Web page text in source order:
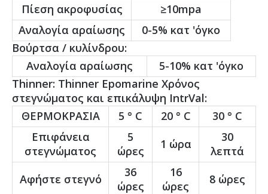
Πίεση ακροφυσίας
≥10mpa
Αναλογία αραίωσης
0-5% κατ 'όγκο
Βούρτσα / κυλίνδρου:
Αναλογία αραίωσης
5-10% κατ 'όγκο
Thinner: Thinner Epomarine Χρόνος
στεγνώματος και επικάλυψη IntrVal:
ΘΕΡΜΟΚΡΑΣΙΑ
5 ° C 20 ° C
30 ° C
Επιφάνεια
στεγνώματος
5
ώρες
1 ώρα
30
λεπτά
Αφήστε στεγνό
36
ώρες
16
ώρες
8 ώρες